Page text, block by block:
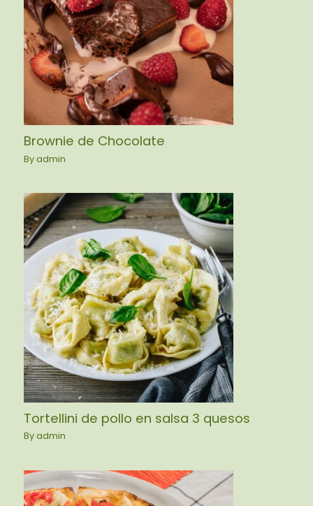
Brownie de Chocolate
Byadmin
Tortellini de pollo en salsa 3 quesos
Byadmin